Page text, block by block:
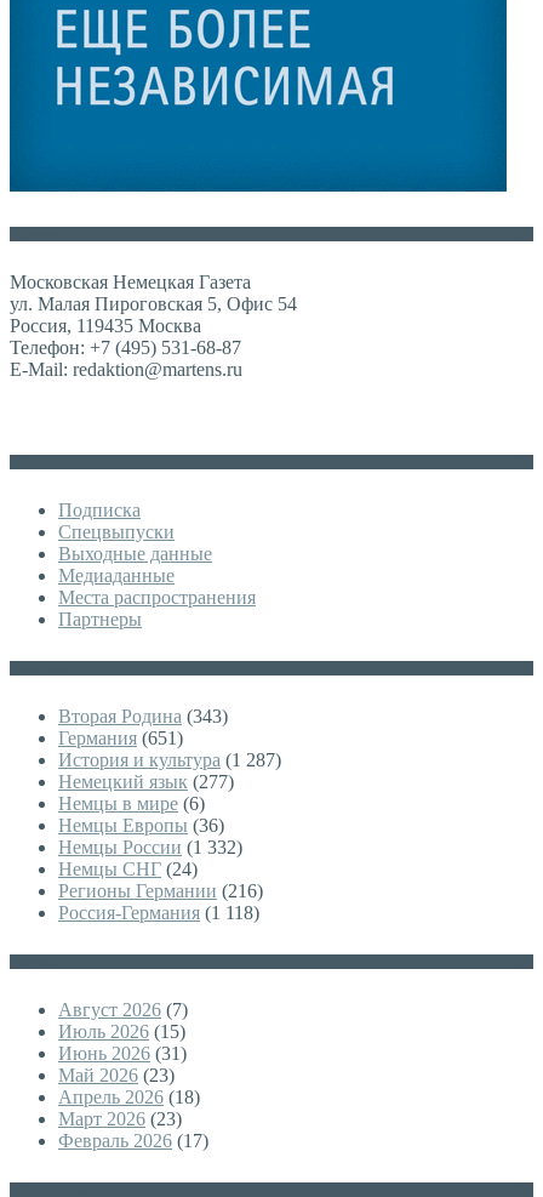
Московская Немецкая Газета
ул. Малая Пироговская 5, Офис 54
Россия, 119435 Москва
Телефон: +7 (495) 531-68-87
E-Mail: redaktion@martens.ru
Подписка
Спецвыпуски
Выходные данные
Медиаданные
Места распространения
Партнеры
Вторая Родина (343)
Германия (651)
История и культура (1 287)
Немецкий язык (277)
Немцы в мире (6)
Немцы Европы (36)
Немцы России (1 332)
Немцы СНГ (24)
Регионы Германии (216)
Россия-Германия (1 118)
Август 2026 (7)
Июль 2026 (15)
Июнь 2026 (31)
Май 2026 (23)
Апрель 2026 (18)
Март 2026 (23)
Февраль 2026 (17)